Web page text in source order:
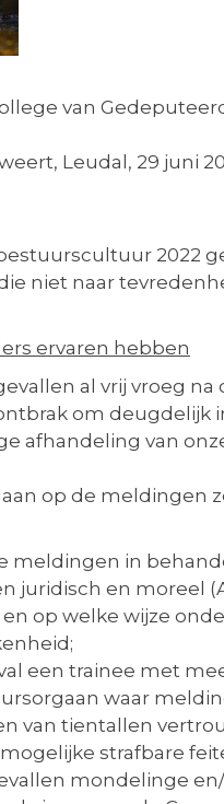
van
Leudal, 29 juni
2022
niet naar
ervaren hebben
al vrij vroeg
om
afhandeling van
op de
meldingen in
juridisch en moreel
op welke wijze
een trainee met
waar
van tientallen
strafbare
mondelinge